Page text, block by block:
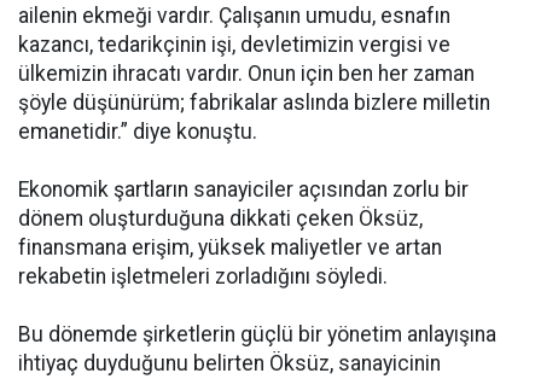
ailenin ekmeği vardır. Çalışanın umudu, esnafın
kazancı, tedarikçinin işi, devletimizin vergisi ve
ülkemizin ihracatı vardır. Onun için ben her zaman
şöyle düşünürüm; fabrikalar aslında bizlere milletin
emanetidir.” diye konuştu.
Ekonomik şartların sanayiciler açısından zorlu bir
dönem oluşturduğuna dikkati çeken Öksüz,
finansmana erişim, yüksek maliyetler ve artan
rekabetin işletmeleri zorladığını söyledi.
Bu dönemde şirketlerin güçlü bir yönetim anlayışına
ihtiyaç duyduğunu belirten Öksüz, sanayicinin